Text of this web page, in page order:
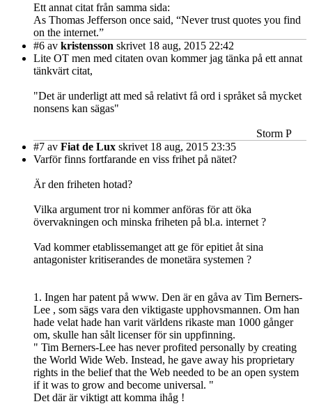
Ett annat citat från samma sida:
As Thomas Jefferson once said, “Never trust quotes you find
on the internet.”
#6 av kristensson skrivet 18 aug, 2015 22:42
Lite OT men med citaten ovan kommer jag tänka på ett annat
tänkvärt citat,
"Det är underligt att med så relativt få ord i språket så mycket
nonsens kan sägas"
Storm P
#7 av Fiat de Lux skrivet 18 aug, 2015 23:35
Varför finns fortfarande en viss frihet på nätet?
Är den friheten hotad?
Vilka argument tror ni kommer anföras för att öka
övervakningen och minska friheten på bl.a. internet ?
Vad kommer etablissemanget att ge för epitiet åt sina
antagonister kritiserandes de monetära systemen ?
1. Ingen har patent på www. Den är en gåva av Tim Berners-
Lee , som sägs vara den viktigaste upphovsmannen. Om han
hade velat hade han varit världens rikaste man 1000 gånger
om, skulle han sålt licenser för sin uppfinning.
" Tim Berners-Lee has never profited personally by creating
the World Wide Web. Instead, he gave away his proprietary
rights in the belief that the Web needed to be an open system
if it was to grow and become universal. "
Det där är viktigt att komma ihåg !